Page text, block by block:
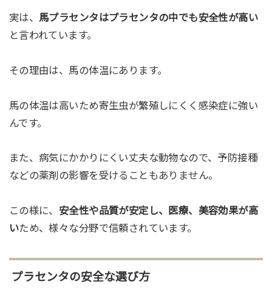
実は、 馬プラセンタはプラセンタの中でも安全性が高い
と言われています。
その理由は、馬の体温にあります。
馬の体温は高いため寄生虫が繁殖しにくく感染症に強い
んです。
また、病気にかかりにくい丈夫な動物なので、予防接種
などの薬剤の影響を受けることもありません。
この様に、 安全性や品質が安定し、医療、美容効果が高
いため、様々な分野で信頼されています。
プラセンタの安全な選び方